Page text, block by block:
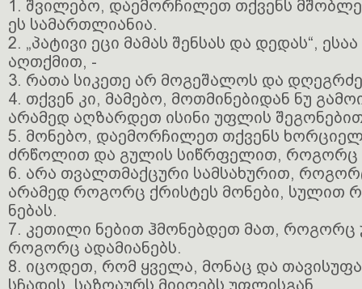
1. შვილებო, დაემორჩილეთ თქვენს
ეს სამართლიანია.
2. „პატივი ეცი მამას შენსას და დედას“,
აღთქმით, -
3. რათა სიკეთე არ მოგეშალოს და
4. თქვენ კი, მამებო, მოთმინებიდან ნუ
არამედ აღზარდეთ ისინი უფლის
5. მონებო, დაემორჩილეთ თქვენს ხორციელ
ძრწოლით და გულის სიწრფელით, როგორც
6. არა თვალთმაქცური სამსახურით,
არამედ როგორც ქრისტეს მონები, სულით
ნებას.
7. კეთილი ნებით ჰმონებდეთ მათ,
როგორც ადამიანებს.
8. იცოდეთ, რომ ყველა, მონაც და
სჩადის, საზღაურს მიიღებს უფლისგან.